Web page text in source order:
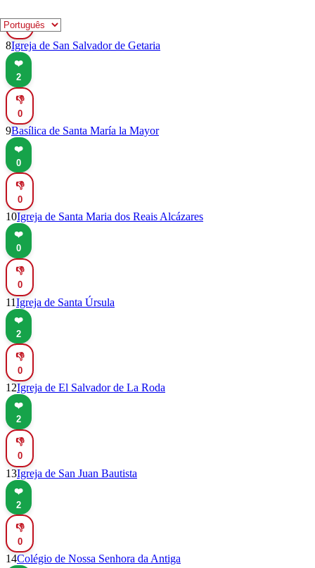
0
8Igreja de San Salvador de Getaria
❤️
2
👎
0
9Basílica de Santa María la Mayor
❤️
0
👎
0
10Igreja de Santa Maria dos Reais Alcázares
❤️
0
👎
0
11Igreja de Santa Úrsula
❤️
2
👎
0
12Igreja de El Salvador de La Roda
❤️
2
👎
0
13Igreja de San Juan Bautista
❤️
2
👎
0
14Colégio de Nossa Senhora da Antiga